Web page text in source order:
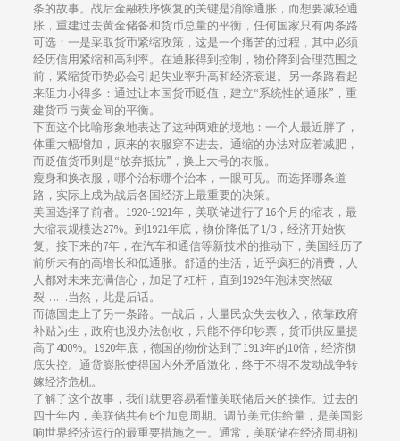
条的故事。战后金融秩序恢复的关键是消除通胀，而想要减轻通
胀，重建过去黄金储备和货币总量的平衡，任何国家只有两条路
可选：一是采取货币紧缩政策，这是一个痛苦的过程，其中必须
经历信用紧缩和高利率。在通胀得到控制，物价降到合理范围之
前，紧缩货币势必会引起失业率升高和经济衰退。另一条路看起
来阻力小得多：通过让本国货币贬值，建立“系统性的通胀”，重
建货币与黄金间的平衡。
下面这个比喻形象地表达了这种两难的境地：一个人最近胖了，
体重大幅增加，原来的衣服穿不进去。通缩的办法对应着减肥，
而贬值货币则是“放弃抵抗”，换上大号的衣服。
瘦身和换衣服，哪个治标哪个治本，一眼可见。而选择哪条道
路，实际上成为战后各国经济上最重要的决策。
美国选择了前者。1920-1921年，美联储进行了16个月的缩表，最
大缩表规模达27%。到1921年底，物价降低了1/3，经济开始恢
复。接下来的7年，在汽车和通信等新技术的推动下，美国经历了
前所未有的高增长和低通胀。舒适的生活，近乎疯狂的消费，人
人都对未来充满信心，加足了杠杆，直到1929年泡沫突然破
裂……当然，此是后话。
而德国走上了另一条路。一战后，大量民众失去收入，依靠政府
补贴为生，政府也没办法创收，只能不停印钞票，货币供应量提
高了400%。1920年底，德国的物价达到了1913年的10倍，经济彻
底失控。通货膨胀使得国内外矛盾激化，终于不得不发动战争转
嫁经济危机。
了解了这个故事，我们就更容易看懂美联储后来的操作。过去的
四十年内，美联储共有6个加息周期。调节美元供给量，是美国影
响世界经济运行的最重要措施之一。通常，美联储在经济周期初